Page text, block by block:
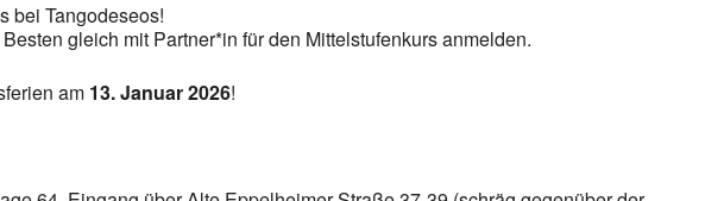
bei Tangodeseos!
gleich mit Partner*in für den Mittelstufenkurs anmelden.
am 13. Januar 2026!